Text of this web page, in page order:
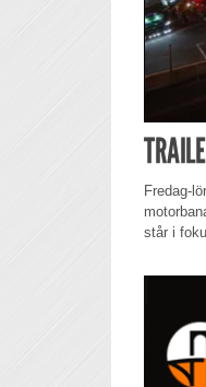
Fredag-
står i